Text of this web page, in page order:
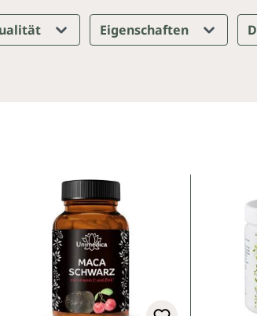
Eigenschaften